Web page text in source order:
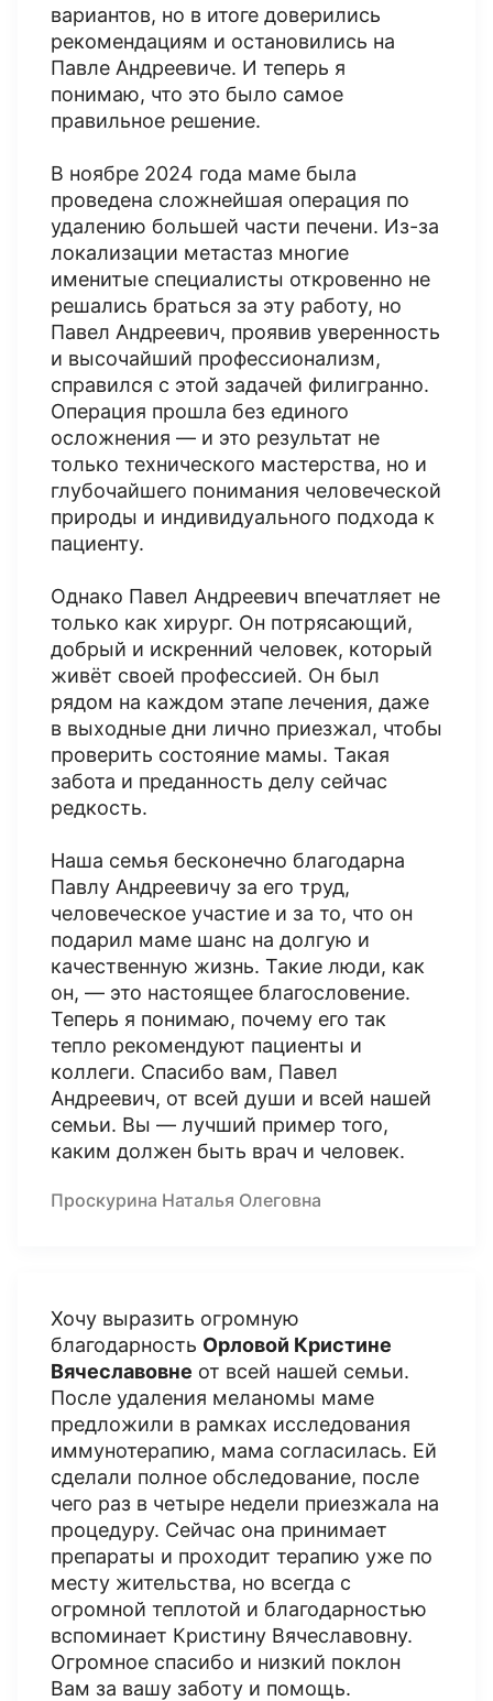
вариантов, но в итоге доверились
рекомендациям и остановились на
Павле Андреевиче. И теперь я
понимаю, что это было самое
правильное решение.
В ноябре 2024 года маме была
проведена сложнейшая операция по
удалению большей части печени. Из-за
локализации метастаз многие
именитые специалисты откровенно не
решались браться за эту работу, но
Павел Андреевич, проявив уверенность
и высочайший профессионализм,
справился с этой задачей филигранно.
Операция прошла без единого
осложнения — и это результат не
только технического мастерства, но и
глубочайшего понимания человеческой
природы и индивидуального подхода к
пациенту.
Однако Павел Андреевич впечатляет не
только как хирург. Он потрясающий,
добрый и искренний человек, который
живёт своей профессией. Он был
рядом на каждом этапе лечения, даже
в выходные дни лично приезжал, чтобы
проверить состояние мамы. Такая
забота и преданность делу сейчас
редкость.
Наша семья бесконечно благодарна
Павлу Андреевичу за его труд,
человеческое участие и за то, что он
подарил маме шанс на долгую и
качественную жизнь. Такие люди, как
он, — это настоящее благословение.
Теперь я понимаю, почему его так
тепло рекомендуют пациенты и
коллеги. Спасибо вам, Павел
Андреевич, от всей души и всей нашей
семьи. Вы — лучший пример того,
каким должен быть врач и человек.
Проскурина Наталья Олеговна
Хочу выразить огромную
благодарность Орловой Кристине
Вячеславовне от всей нашей семьи.
После удаления меланомы маме
предложили в рамках исследования
иммунотерапию, мама согласилась. Ей
сделали полное обследование, после
чего раз в четыре недели приезжала на
процедуру. Сейчас она принимает
препараты и проходит терапию уже по
месту жительства, но всегда с
огромной теплотой и благодарностью
вспоминает Кристину Вячеславовну.
Огромное спасибо и низкий поклон
Вам за вашу заботу и помощь.